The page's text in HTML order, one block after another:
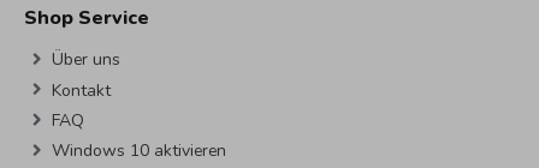
Shop Service
Über uns
Kontakt
FAQ
Windows 10 aktivieren